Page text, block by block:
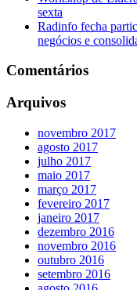
sexta
Radinfo fecha
negócios e
Comentários
Arquivos
novembro 2017
agosto 2017
julho 2017
maio 2017
março 2017
fevereiro 2017
janeiro 2017
dezembro 2016
novembro 2016
outubro 2016
setembro 2016